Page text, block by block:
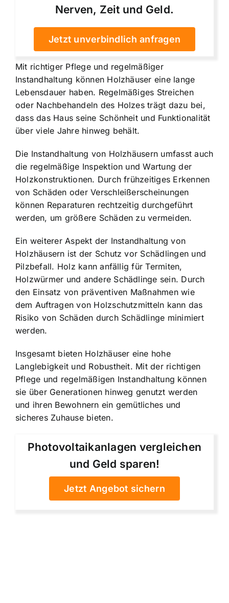
Nerven, Zeit und Geld.
Jetzt unverbindlich anfragen
Mit richtiger Pflege und regelmäßiger
Instandhaltung können Holzhäuser eine lange
Lebensdauer haben. Regelmäßiges Streichen
oder Nachbehandeln des Holzes trägt dazu bei,
dass das Haus seine Schönheit und Funktionalität
über viele Jahre hinweg behält.
Die Instandhaltung von Holzhäusern umfasst auch
die regelmäßige Inspektion und Wartung der
Holzkonstruktionen. Durch frühzeitiges Erkennen
von Schäden oder Verschleißerscheinungen
können Reparaturen rechtzeitig durchgeführt
werden, um größere Schäden zu vermeiden.
Ein weiterer Aspekt der Instandhaltung von
Holzhäusern ist der Schutz vor Schädlingen und
Pilzbefall. Holz kann anfällig für Termiten,
Holzwürmer und andere Schädlinge sein. Durch
den Einsatz von präventiven Maßnahmen wie
dem Auftragen von Holzschutzmitteln kann das
Risiko von Schäden durch Schädlinge minimiert
werden.
Insgesamt bieten Holzhäuser eine hohe
Langlebigkeit und Robustheit. Mit der richtigen
Pflege und regelmäßigen Instandhaltung können
sie über Generationen hinweg genutzt werden
und ihren Bewohnern ein gemütliches und
sicheres Zuhause bieten.
Photovoltaikanlagen vergleichen
und Geld sparen!
Jetzt Angebot sichern